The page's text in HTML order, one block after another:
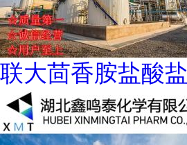
联大茴香胺盐酸盐